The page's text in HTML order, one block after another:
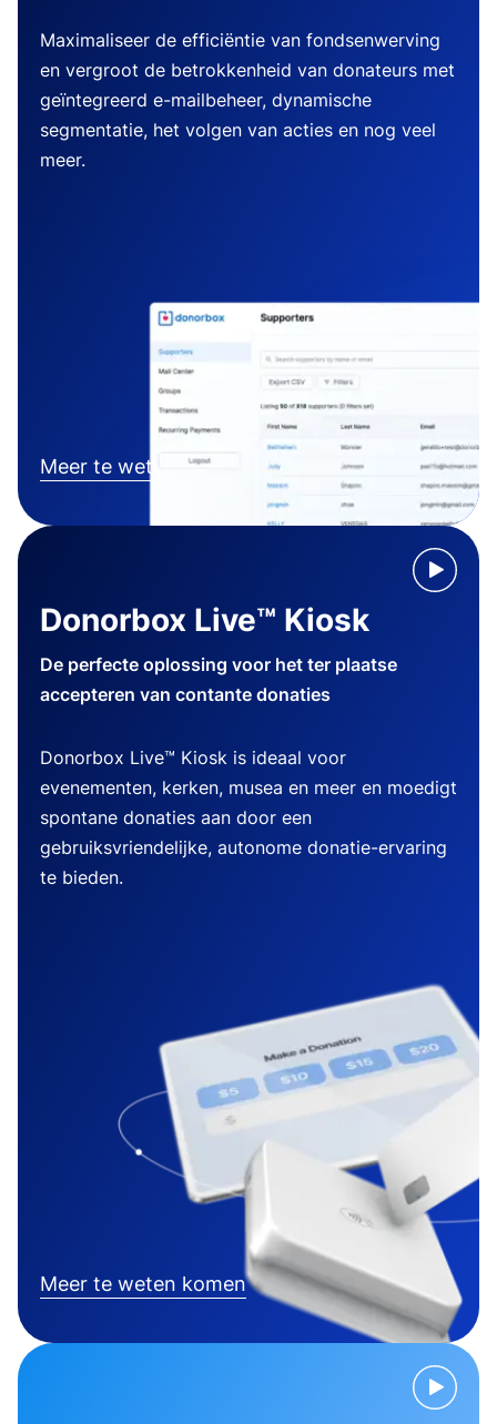
Maximaliseer de efficiëntie van fondsenwerving
en vergroot de betrokkenheid van donateurs met
geïntegreerd e-mailbeheer, dynamische
segmentatie, het volgen van acties en nog veel
meer.
Meer te weten komen
Donorbox Live™ Kiosk
De perfecte oplossing voor het ter plaatse
accepteren van contante donaties
Donorbox Live™ Kiosk is ideaal voor
evenementen, kerken, musea en meer en moedigt
spontane donaties aan door een
gebruiksvriendelijke, autonome donatie-ervaring
te bieden.
Meer te weten komen